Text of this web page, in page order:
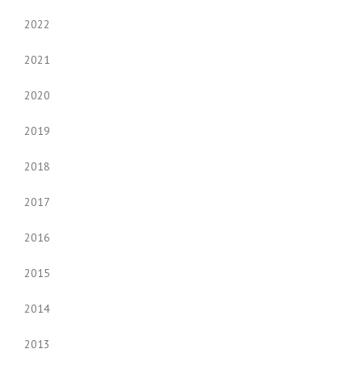
2022
2021
2020
2019
2018
2017
2016
2015
2014
2013